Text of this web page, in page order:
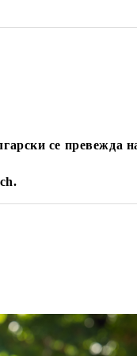
се превежда